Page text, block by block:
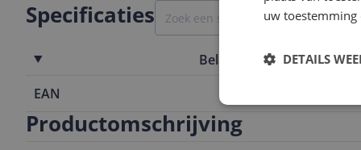
Specificaties
Belangrijkste kenmerken
EAN
Productomschrijving
uw
DETAILS